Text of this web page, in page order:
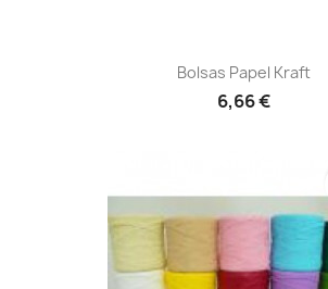
Bolsas Papel Kraft
6,66 €